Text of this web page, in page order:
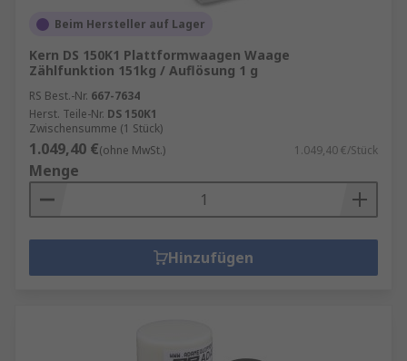
Beim Hersteller auf Lager
Kern DS 150K1 Plattformwaagen Waage
Zählfunktion 151kg / Auflösung 1 g
RS Best.-Nr. 667-7634
Herst. Teile-Nr. DS 150K1
Zwischensumme (1 Stück)
1.049,40 €(ohne MwSt.) 1.049,40 €/Stück
Menge
Hinzufügen